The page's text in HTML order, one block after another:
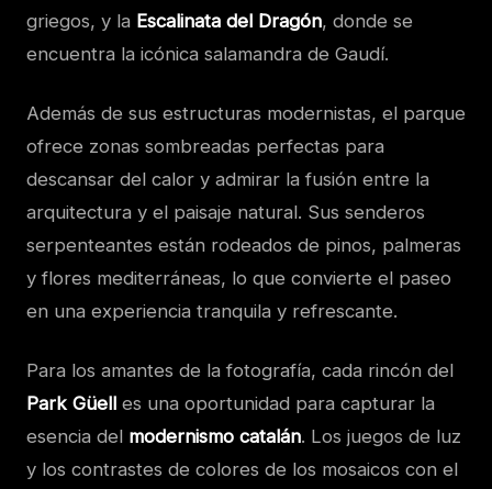
griegos, y la Escalinata del Dragón, donde se
encuentra la icónica salamandra de Gaudí.
Además de sus estructuras modernistas, el parque
ofrece zonas sombreadas perfectas para
descansar del calor y admirar la fusión entre la
arquitectura y el paisaje natural. Sus senderos
serpenteantes están rodeados de pinos, palmeras
y flores mediterráneas, lo que convierte el paseo
en una experiencia tranquila y refrescante.
Para los amantes de la fotografía, cada rincón del
Park Güell es una oportunidad para capturar la
esencia del modernismo catalán. Los juegos de luz
y los contrastes de colores de los mosaicos con el